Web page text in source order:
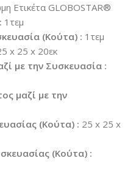
Ετικέτα GLOBOSTAR®
1τεμ
(Κούτα) : 1τεμ
x 25 x 20εκ
με την Συσκευασία :
μαζί με την
(Κούτα) : 25 x 25 x
(Κούτα) :